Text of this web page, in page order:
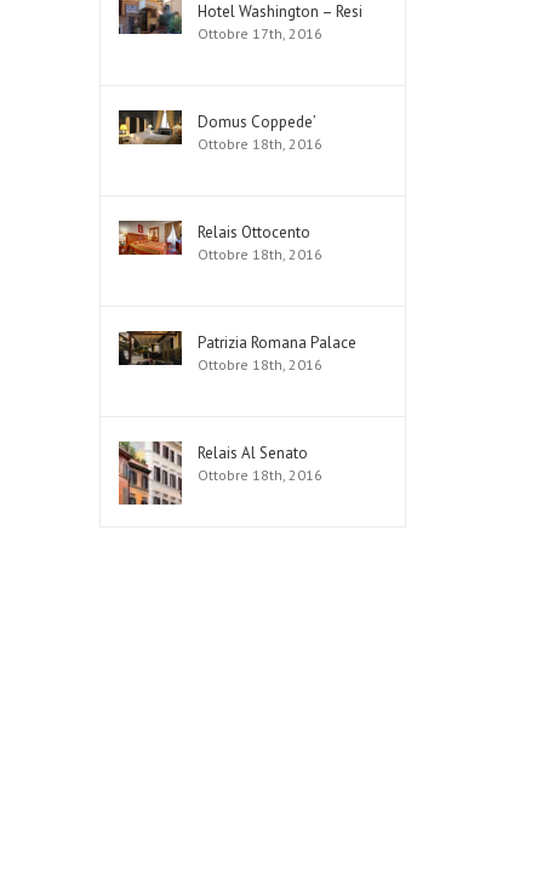
Hotel Washington – Resi
Ottobre 17th, 2016
Domus Coppede’
Ottobre 18th, 2016
Relais Ottocento
Ottobre 18th, 2016
Patrizia Romana Palace
Ottobre 18th, 2016
Relais Al Senato
Ottobre 18th, 2016